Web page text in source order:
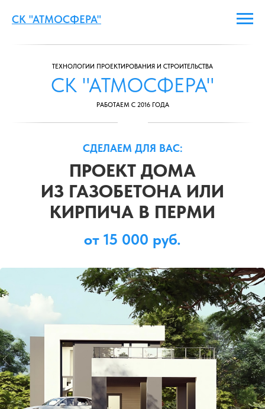
СК "АТМОСФЕРА"
ТЕХНОЛОГИИ ПРОЕКТИРОВАНИЯ И СТРОИТЕЛЬСТВА
СК "АТМОСФЕРА"
РАБОТАЕМ С 2016 ГОДА
СДЕЛАЕМ ДЛЯ ВАС:
ПРОЕКТ ДОМА
ИЗ ГАЗОБЕТОНА ИЛИ
КИРПИЧА В ПЕРМИ
от 15 000 руб.